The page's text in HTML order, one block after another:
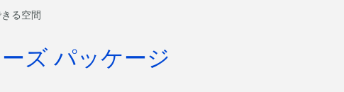
る空間
ズ パッケージ